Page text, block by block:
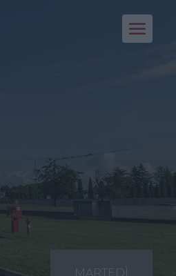
MARTEDÌ